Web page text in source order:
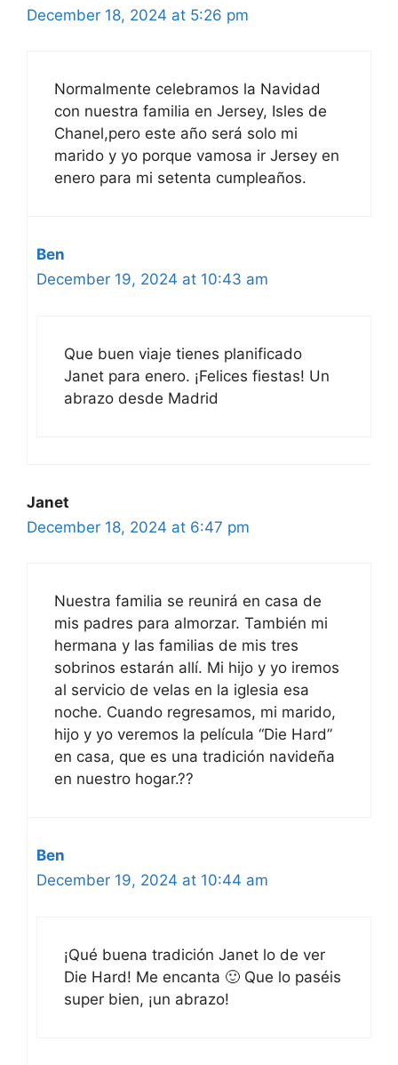
December 18, 2024 at 5:26 pm
Normalmente celebramos la Navidad
con nuestra familia en Jersey, Isles de
Chanel,pero este año será solo mi
marido y yo porque vamosa ir Jersey en
enero para mi setenta cumpleaños.
Ben
December 19, 2024 at 10:43 am
Que buen viaje tienes planificado
Janet para enero. ¡Felices fiestas! Un
abrazo desde Madrid
Janet
December 18, 2024 at 6:47 pm
Nuestra familia se reunirá en casa de
mis padres para almorzar. También mi
hermana y las familias de mis tres
sobrinos estarán allí. Mi hijo y yo iremos
al servicio de velas en la iglesia esa
noche. Cuando regresamos, mi marido,
hijo y yo veremos la película “Die Hard”
en casa, que es una tradición navideña
en nuestro hogar.??
Ben
December 19, 2024 at 10:44 am
¡Qué buena tradición Janet lo de ver
Die Hard! Me encanta 🙂 Que lo paséis
super bien, ¡un abrazo!